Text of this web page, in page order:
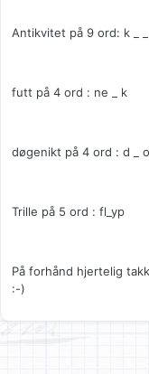
Antikvitet på 9 ord: k _ _
futt på 4 ord : ne _ k
døgenikt på 4 ord : d _ o
Trille på 5 ord : fl_yp
På forhånd hjertelig
:-)